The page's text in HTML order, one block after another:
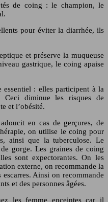
de coing : le champion, le
pour éviter la diarrhée, ils
et préserve la muqueuse
gastrique, le coing apaise
: elles participent à la
Ceci diminue les risques de
et l’obésité.
en cas de gerçures, de
on utilise le coing pour
ainsi que la tuberculose. Le
gorge. Les graines de coing
sont expectorantes. On les
externe, on recommande la
Ainsi on recommande
et des personnes âgées.
les femme enceintes car il